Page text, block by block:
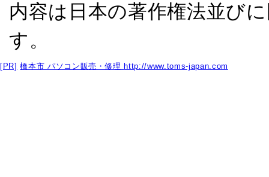
内容は日本の著作権法並び
す。
[PR] 橋本市 パソコン販売・修理 http://www.toms-japan.com